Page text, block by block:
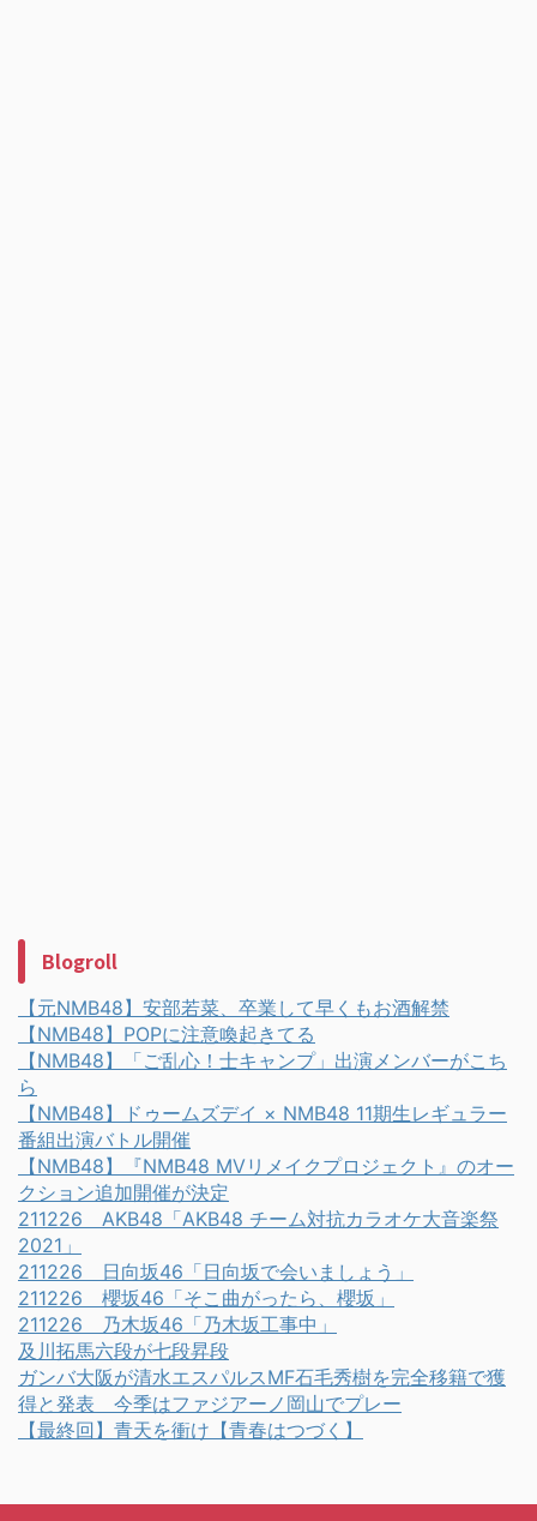
Blogroll
【元NMB48】安部若菜、卒業して早くもお酒解禁
【NMB48】POPに注意喚起きてる
【NMB48】「ご乱心！士キャンプ」出演メンバーがこち
ら
【NMB48】ドゥームズデイ × NMB48 11期生レギュラー
番組出演バトル開催
【NMB48】『NMB48 MVリメイクプロジェクト』のオー
クション追加開催が決定
211226 AKB48「AKB48 チーム対抗カラオケ大音楽祭
2021」
211226 日向坂46「日向坂で会いましょう」
211226 櫻坂46「そこ曲がったら、櫻坂」
211226 乃木坂46「乃木坂工事中」
及川拓馬六段が七段昇段
ガンバ大阪が清水エスパルスMF石毛秀樹を完全移籍で獲
得と発表 今季はファジアーノ岡山でプレー
【最終回】青天を衝け【青春はつづく】